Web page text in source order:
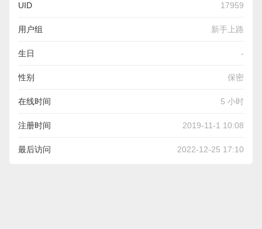
UID 17959
用户组 新手上路
生日 -
性别 保密
在线时间 5 小时
注册时间 2019-11-1 10:08
最后访问 2022-12-25 17:10